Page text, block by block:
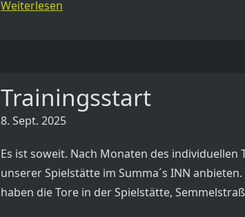
Weiterlesen
Trainingsstart
8. Sept. 2025
Es ist soweit. Nach Monaten des
unserer Spielstätte im Summa´s INN
haben die Tore in der Spielstätte,